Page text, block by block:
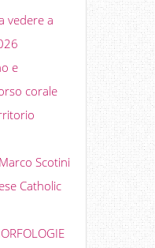
vedere a
e
corale
Scotini
Catholic